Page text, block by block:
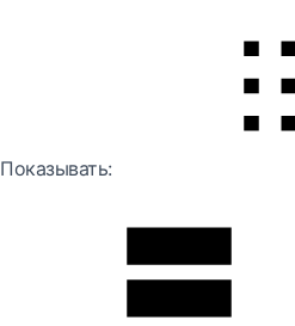
Показывать: